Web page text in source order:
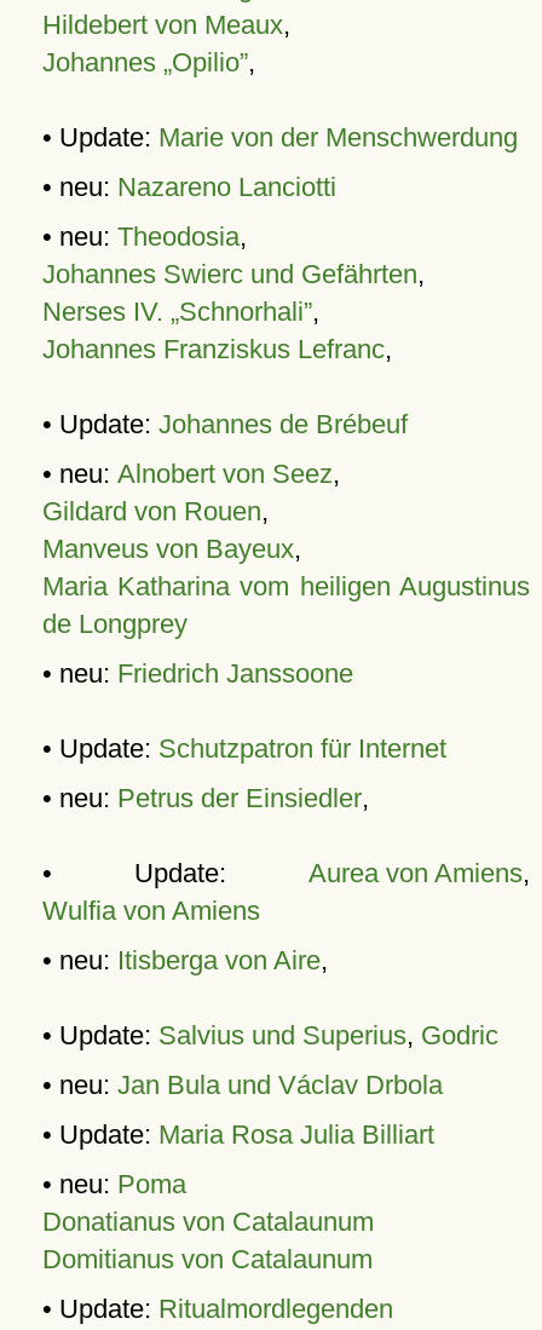
Hildebert von Meaux,
Johannes „Opilio”,
• Update: Marie von der Menschwerdung
• neu: Nazareno Lanciotti
• neu: Theodosia,
Johannes Swierc und Gefährten,
Nerses IV. „Schnorhali”,
Johannes Franziskus Lefranc,
• Update: Johannes de Brébeuf
• neu: Alnobert von Seez,
Gildard von Rouen,
Manveus von Bayeux,
Maria Katharina vom heiligen Augustinus
de Longprey
• neu: Friedrich Janssoone
• Update: Schutzpatron für Internet
• neu: Petrus der Einsiedler,
• Update: Aurea von Amiens,
Wulfia von Amiens
• neu: Itisberga von Aire,
• Update: Salvius und Superius, Godric
• neu: Jan Bula und Václav Drbola
• Update: Maria Rosa Julia Billiart
• neu: Poma
Donatianus von Catalaunum
Domitianus von Catalaunum
• Update: Ritualmordlegenden